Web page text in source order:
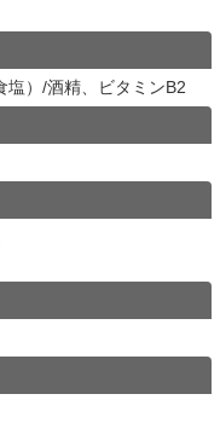
塩）/酒精、ビタミンB2